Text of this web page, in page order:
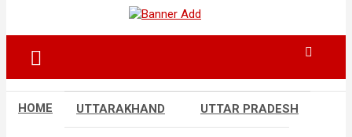
HOME UTTARAKHAND UTTAR PRADESH